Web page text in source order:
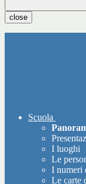
close
Scuola
I luoghi
Le
I numeri
Le carte